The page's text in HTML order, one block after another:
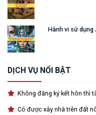
Hành vi sử dụng
DỊCH VỤ NỔI BẬT
Không đăng ký kết hôn thì
Có được xây nhà trên đất